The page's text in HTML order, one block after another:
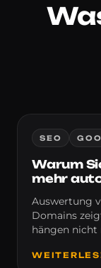
SEO
Warum
mehr
Auswertung
Domains
hängen nicht